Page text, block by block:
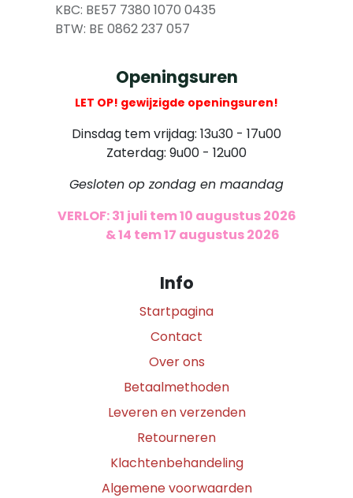
KBC: BE57 7380 1070 0435
​ BTW: BE 0862 237 057
Openingsuren
LET OP! gewijzigde openingsuren!
Dinsdag tem vrijdag: 13u30 - 17u00
Zaterdag: 9u00 - 12u00
Gesloten op zondag en maandag
VERLOF: 31 juli tem 10 augustus 2026
& 14 tem 17 augustus 2026
Info
Startpagina
Contact
Over ons
Betaalmethoden
Leveren en verzenden
Retourneren
Klachtenbehandeling
Algemene voorwaarden